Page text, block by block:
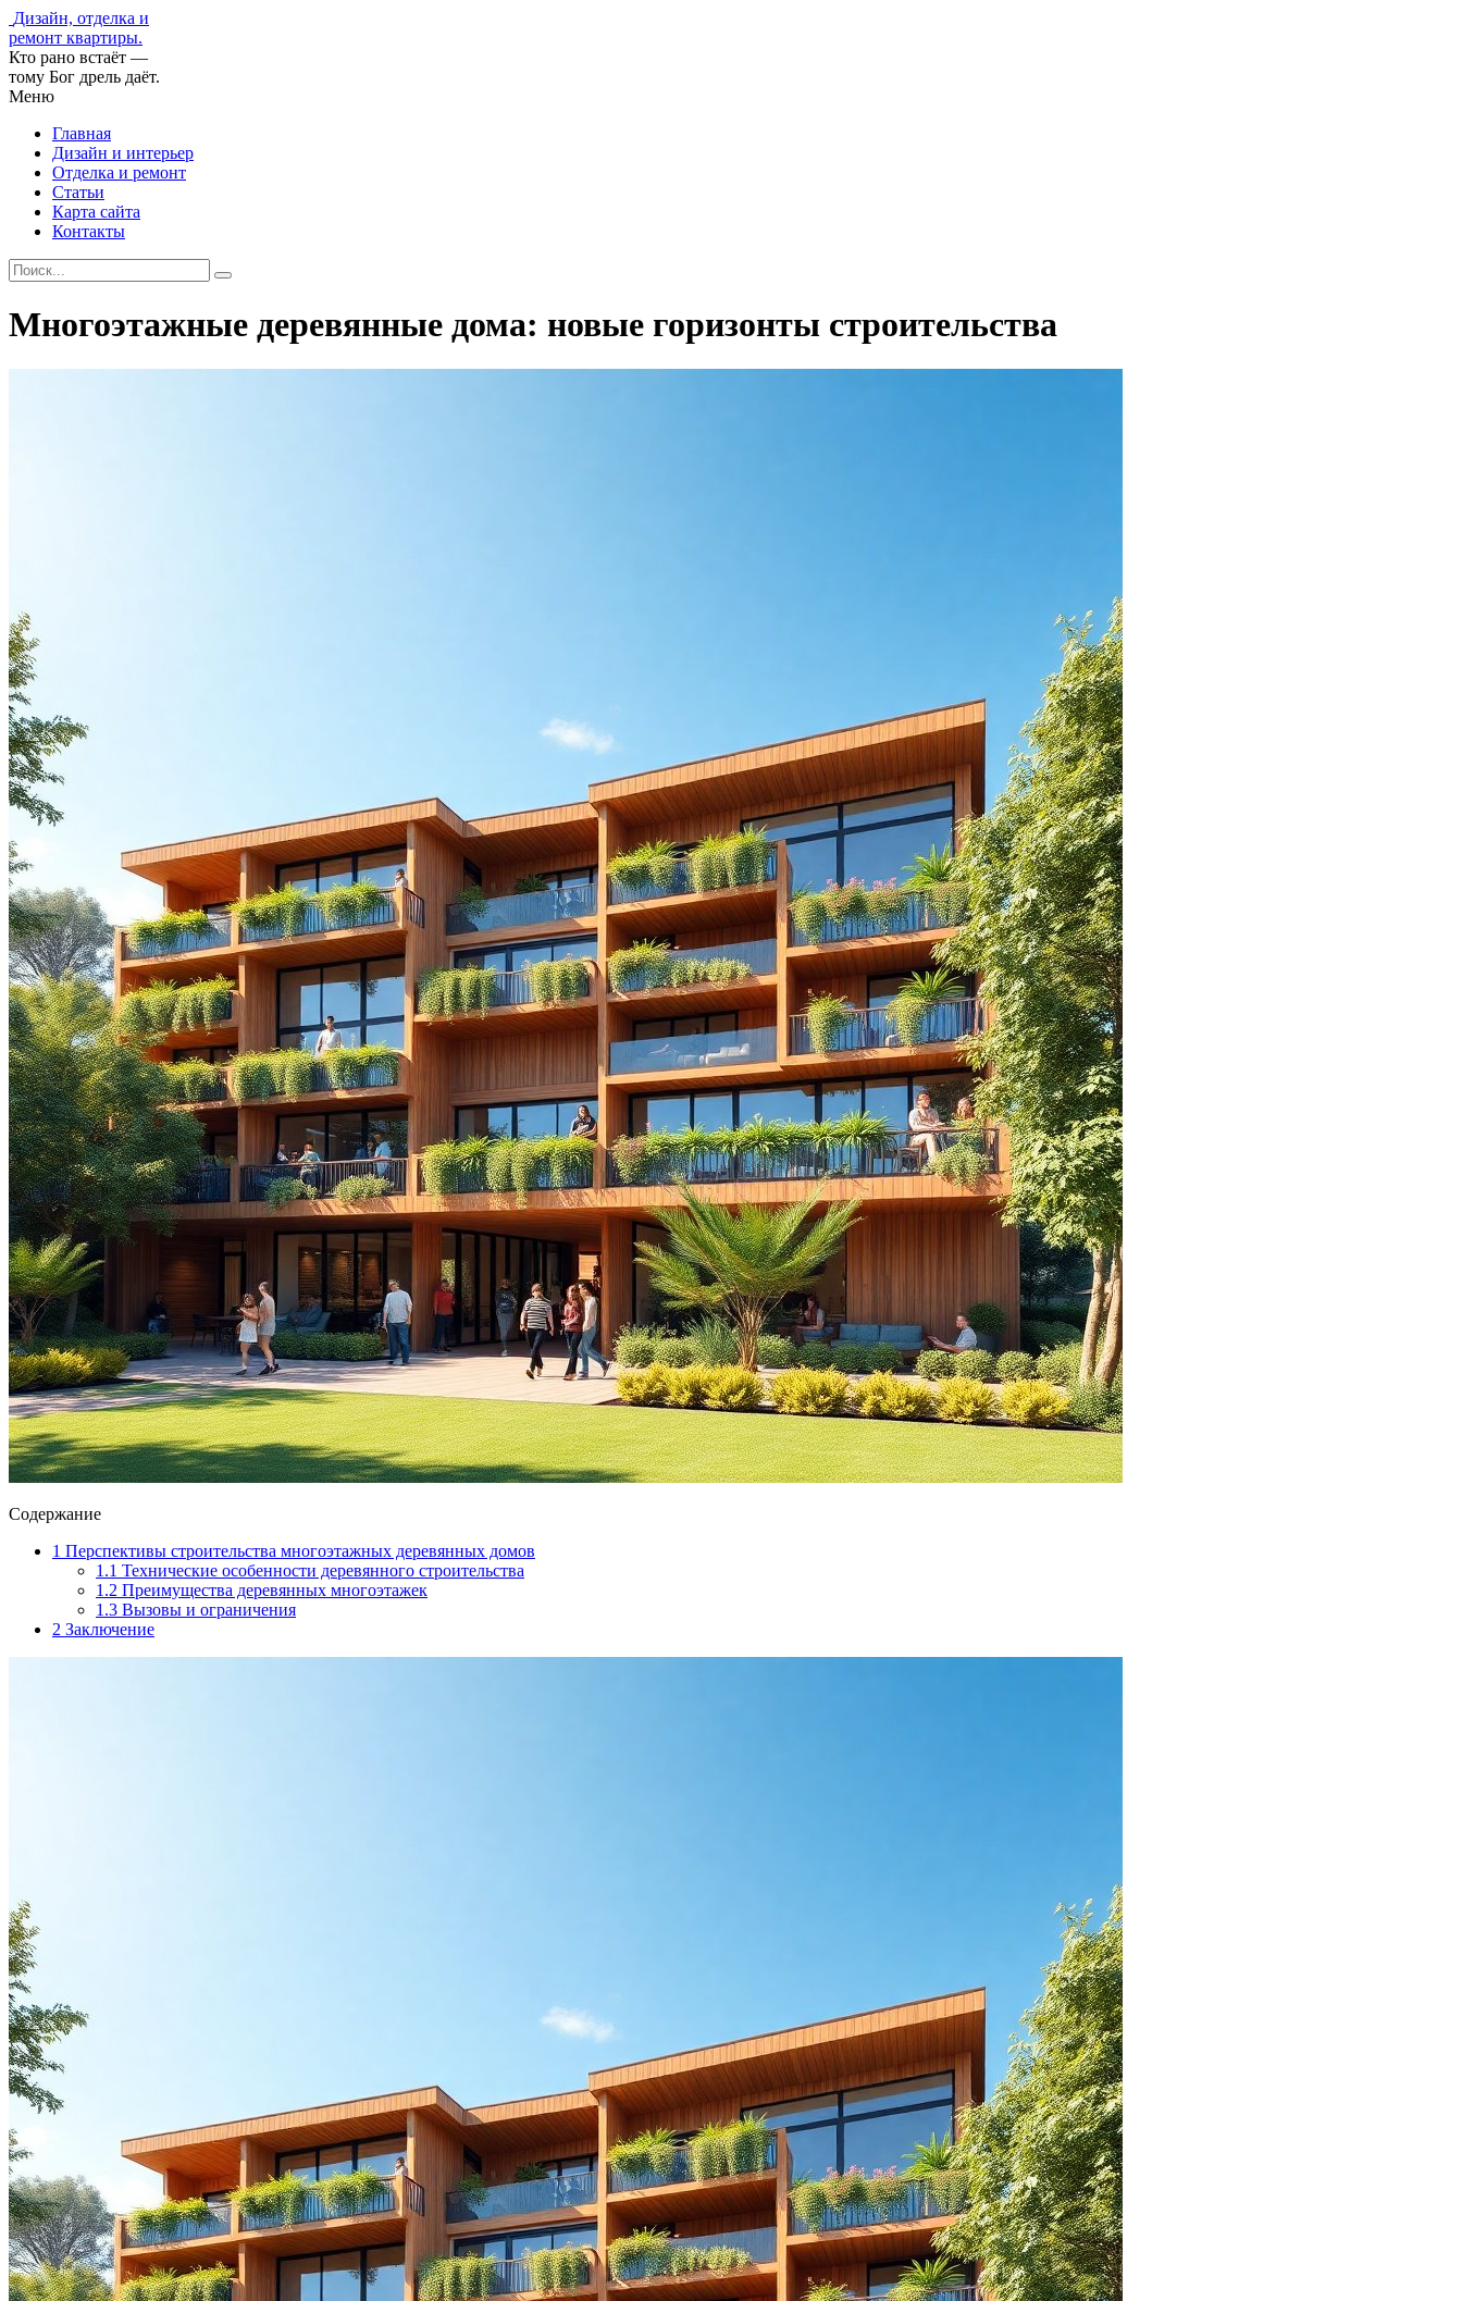
Дизайн, отделка и
ремонт квартиры.
Кто рано встаёт —
тому Бог дрель даёт.
Меню
Главная
Дизайн и интерьер
Отделка и ремонт
Статьи
Карта сайта
Контакты
Многоэтажные деревянные дома: новые горизонты строительства
Содержание
1 Перспективы строительства многоэтажных деревянных домов
1.1 Технические особенности деревянного строительства
1.2 Преимущества деревянных многоэтажек
1.3 Вызовы и ограничения
2 Заключение